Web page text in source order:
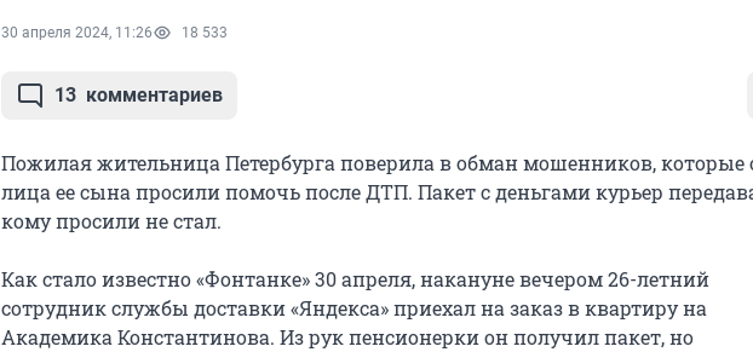
30 апреля 2024, 11:26 18 533
13 комментариев
Пожилая жительница Петербурга поверила в обман мошенников, которые
лица ее сына просили помочь после ДТП. Пакет с деньгами курьер
кому просили не стал.
Как стало известно «Фонтанке» 30 апреля, накануне вечером 26-летний
сотрудник службы доставки «Яндекса» приехал на заказ в квартиру на
Академика Константинова. Из рук пенсионерки он получил пакет, но